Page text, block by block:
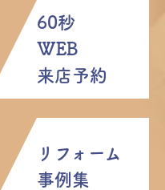
60秒
WEB
来店予約
リフォーム
事例集